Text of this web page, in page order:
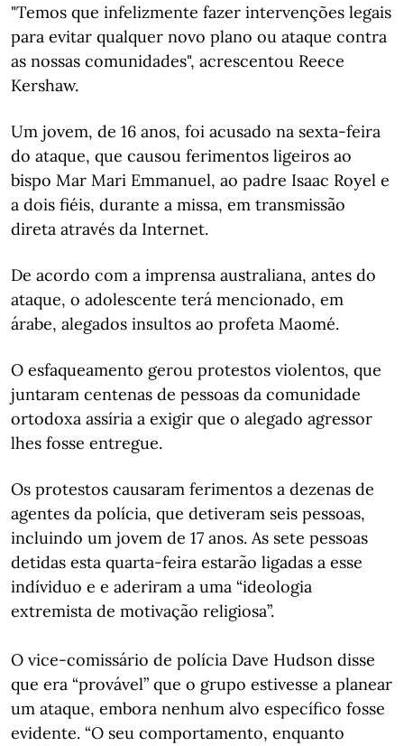
"Temos que infelizmente fazer intervenções legais
para evitar qualquer novo plano ou ataque contra
as nossas comunidades", acrescentou Reece
Kershaw.
Um jovem, de 16 anos, foi acusado na sexta-feira
do ataque, que causou ferimentos ligeiros ao
bispo Mar Mari Emmanuel, ao padre Isaac Royel e
a dois fiéis, durante a missa, em transmissão
direta através da Internet.
De acordo com a imprensa australiana, antes do
ataque, o adolescente terá mencionado, em
árabe, alegados insultos ao profeta Maomé.
O esfaqueamento gerou protestos violentos, que
juntaram centenas de pessoas da comunidade
ortodoxa assíria a exigir que o alegado agressor
lhes fosse entregue.
Os protestos causaram ferimentos a dezenas de
agentes da polícia, que detiveram seis pessoas,
incluindo um jovem de 17 anos. As sete pessoas
detidas esta quarta-feira estarão ligadas a esse
indíviduo e e aderiram a uma “ideologia
extremista de motivação religiosa”.
O vice-comissário de polícia Dave Hudson disse
que era “provável” que o grupo estivesse a planear
um ataque, embora nenhum alvo específico fosse
evidente. “O seu comportamento, enquanto